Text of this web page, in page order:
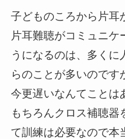
子どものころから片耳
片耳難聴がコミュニケ
うになるのは、多く
らのことが多いのです
今更遅いなんてことは
もちろんクロス補聴器
て訓練は必要なので本